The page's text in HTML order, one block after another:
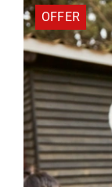
OFFER